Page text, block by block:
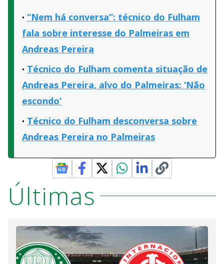
“Nem há conversa”: técnico do Fulham
fala sobre interesse do Palmeiras em
Andreas Pereira
Técnico do Fulham comenta situação de
Andreas Pereira, alvo do Palmeiras: ‘Não
escondo’
Técnico do Fulham desconversa sobre
Andreas Pereira no Palmeiras
Últimas